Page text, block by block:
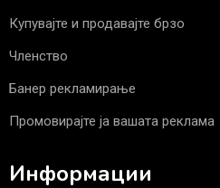
Купувајте и продавајте брзо
Членство
Банер рекламирање
Промовирајте ја вашата реклама
Информации